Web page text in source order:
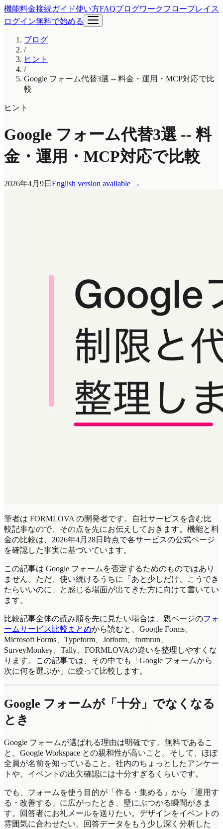
機能料金接続ガイド使い方FAQブログワークフロープレイス
ログイン無料で始める
ブログ
/
ヒント
/
Google フォーム代替3選 -- 料金・運用・MCP対応で比
較
ヒント
Google フォーム代替3選 -- 料
金・運用・MCP対応で比較
2026年4月9日 English version available →
筆者は FORMLOVA の開発者です。自社サービスを含む比
較記事なので、その点を先にお伝えしておきます。機能と料
金の比較は、2026年4月28日時点で各サービスの公式ページ
を確認した事実に基づいています。
この記事は Google フォームを否定するためのものではあり
ません。ただ、使い続けるうちに「あと少しだけ、こうでき
たらいいのに」と感じる場面が出てきた方に向けて書いてい
ます。
比較記事全体の読み順を先に見たい場合は、親ページのフォ
ームサービス比較まとめから読むと、Google Forms、
Microsoft Forms、Typeform、Jotform、formrun、
SurveyMonkey、Tally、FORMLOVAの違いを整理しやすくな
ります。この記事では、その中でも「Google フォームから
次に何を選ぶか」に絞って比較します。
Google フォームが「十分」でなくなる
とき
Google フォームが選ばれる理由は明確です。無料であるこ
と。Google Workspace との親和性が高いこと。そして、ほぼ
全員が名前を知っていること。社内のちょっとしたアンケー
トや、イベントの出欠確認には十分すぎるくらいです。
でも、フォームを使う目的が「作る・集める」から「運用す
る・改善する」に広がったとき、壁にぶつかる瞬間がきま
す。回答者にお礼メールを送りたい。デザインをイベントの
雰囲気に合わせたい。回答データをもう少し深く分析した